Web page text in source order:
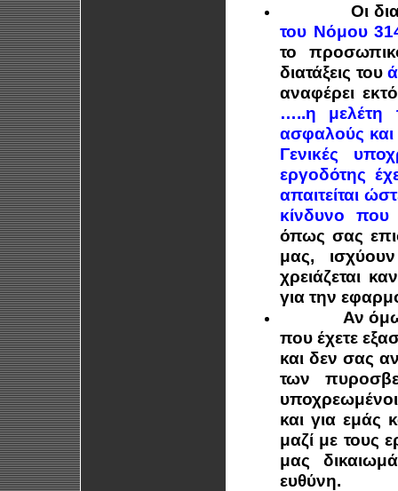
Οι
του Νόμου
το
διατάξεις του
αναφέρει
…..η μελέτη
ασφαλούς και
Γενικές
εργοδότης
απαιτείται
κίνδυνο που
όπως σας
μας,
χρειάζεται
για την
Αν
που έχετε
και δεν σας
των
και για εμάς
μαζί με τους
μας
ευθύνη.